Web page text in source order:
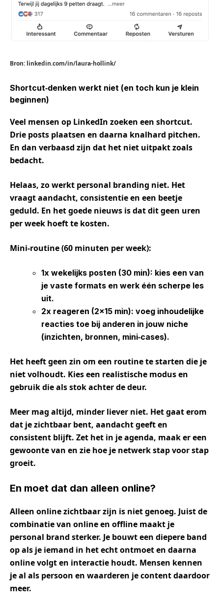
Bron: linkedin.com/in/laura-hollink/
Shortcut‑denken werkt niet (en toch kun je klein
beginnen)
Veel mensen op LinkedIn zoeken een shortcut.
Drie posts plaatsen en daarna knalhard pitchen.
En dan verbaasd zijn dat het niet uitpakt zoals
bedacht.
Helaas, zo werkt personal branding niet. Het
vraagt aandacht, consistentie en een beetje
geduld. En het goede nieuws is dat dit geen uren
per week hoeft te kosten.
Mini‑routine(60 minuten perweek):
1x wekelijks posten (30 min): kies een van
je vaste formats en werk één scherpe les
uit.
2x reageren (2×15 min): voeg inhoudelijke
reacties toe bij anderen in jouw niche
(inzichten, bronnen, mini‑cases).
Het heeft geen zin om een routine te starten die je
niet volhoudt. Kies een realistische modus en
gebruik die als stok achter de deur.
Meer mag altijd, minder liever niet. Het gaat erom
dat je zichtbaar bent, aandacht geeft en
consistent blijft. Zet het in je agenda, maak er een
gewoonte van en zie hoe je netwerk stap voor stap
groeit.
En moet dat dan alleen online?
Alleen online zichtbaar zijn is niet genoeg. Juist de
combinatie van online en offline maakt je
personal brand sterker. Je bouwt een diepere band
op als je iemand in het echt ontmoet en daarna
online volgt en interactie houdt. Mensen kennen
je al als persoon en waarderen je content daardoor
meer.